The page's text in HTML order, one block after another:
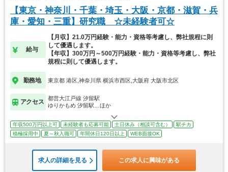
【東京・神奈川・千葉・埼玉・大阪・京都・滋賀・兵
庫・愛知・三重】研究職 ☆未経験者可☆
給与
【月収】21.0万円経験・能力・資格等考慮し、弊社規程に則
して優遇します。
【年収】300万円～500万円経験・能力・資格等考慮し、弊社
規程に則して優遇します。
勤務地 東京都 港区,神奈川県 横浜市西区,大阪府 大阪市北区
アクセス
都営大江戸線 汐留駅
ゆりかもめ 汐留駅…ほか
年収500万円以上可 未経験者も応募可能 土日休み（相談可含む）
駅チカ
積極採用中
夏～秋入職可 年間休日120日以上 WEB面接OK
求人の詳細を見る この求人に興味がある